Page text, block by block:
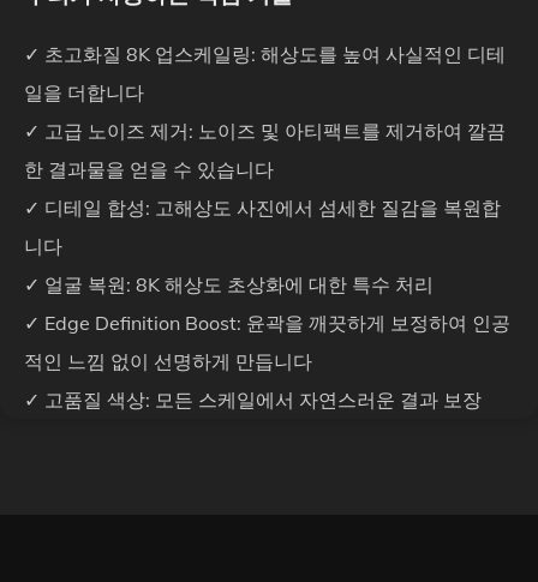
✓ 초고화질 8K 업스케일링: 해상도를 높여 사실적인 디테
일을 더합니다
✓ 고급 노이즈 제거: 노이즈 및 아티팩트를 제거하여 깔끔
한 결과물을 얻을 수 있습니다
✓ 디테일 합성: 고해상도 사진에서 섬세한 질감을 복원합
니다
✓ 얼굴 복원: 8K 해상도 초상화에 대한 특수 처리
✓ Edge Definition Boost: 윤곽을 깨끗하게 보정하여 인공
적인 느낌 없이 선명하게 만듭니다
✓ 고품질 색상: 모든 스케일에서 자연스러운 결과 보장